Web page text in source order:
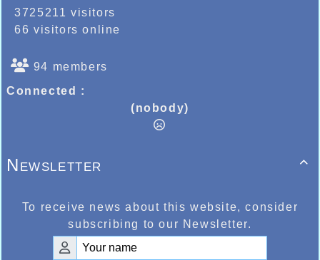
3725211 visitors
66 visitors online
94 members
Connected :
(nobody)

Newsletter
To receive news about this website, consider
subscribing to our Newsletter.